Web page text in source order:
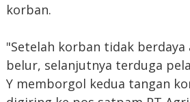
korban.
"Setelah korban tidak
belur, selanjutnya terduga
Y memborgol kedua tangan